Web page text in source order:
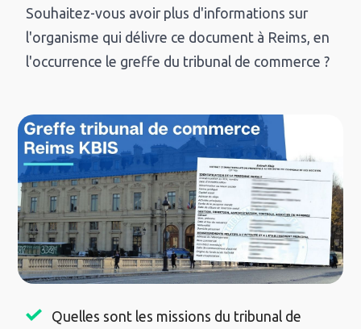
Souhaitez-vous avoir plus d'informations sur
l'organisme qui délivre ce document à Reims, en
l'occurrence le greffe du tribunal de commerce ?
Quelles sont les missions du tribunal de